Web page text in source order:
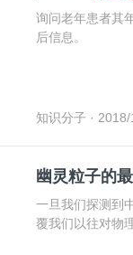
询问老年患者其
后信息。
知识分子 ·
幽灵粒子的
一旦我们探测到
覆我们以往对物